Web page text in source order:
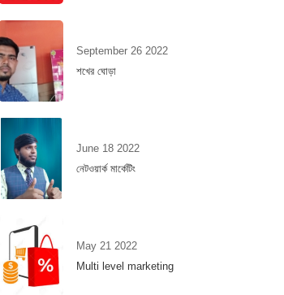
September 26 2022
শখের ঘোড়া
June 18 2022
নেটওয়ার্ক মার্কেটিং
May 21 2022
Multi level marketing